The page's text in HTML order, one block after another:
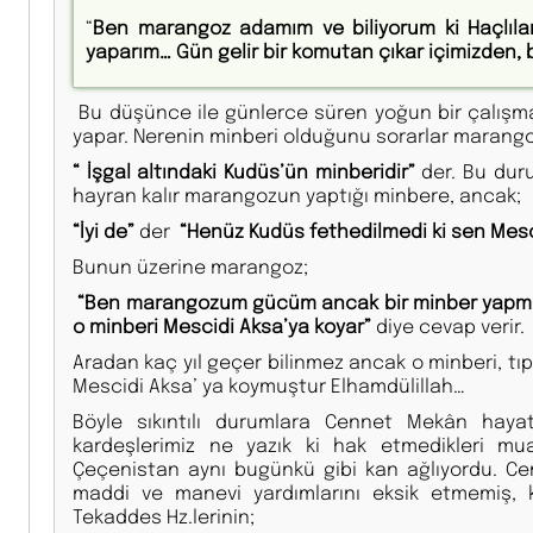
“Ben marangoz adamım ve biliyorum ki
yaparım… Gün gelir bir komutan çıkar içimizden,
Bu düşünce ile günlerce süren yoğun bir
yapar. Nerenin minberi olduğunu sorarlar
“ İşgal altındaki Kudüs’ün minberidir”der. Bu
hayran kalır marangozun yaptığı minbere, ancak;
“İyi de” der “Henüz Kudüs fethedilmedi ki sen
Bunun üzerine marangoz;
“Ben marangozum gücüm ancak bir minber
o minberi Mescidi Aksa’ya koyar” diye cevap verir.
Aradan kaç yıl geçer bilinmez ancak o minberi,
Mescidi Aksa’ ya koymuştur Elhamdülillah…
Böyle sıkıntılı durumlara Cennet Mekân
kardeşlerimiz ne yazık ki hak etmedikleri
Çeçenistan aynı bugünkü gibi kan ağlıyordu.
maddi ve manevi yardımlarını eksik
Tekaddes Hz.lerinin;